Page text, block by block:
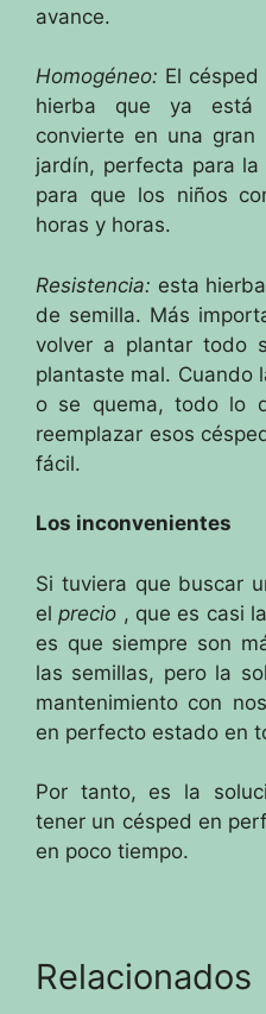
avance.
Homogéneo: El
hierba que ya
convierte en una
jardín, perfecta para
para que los niños
horas y horas.
Resistencia: esta
de semilla. Más
volver a plantar todo
plantaste mal. Cuando
o se quema, todo lo
reemplazar esos
fácil.
Los inconvenientes
Si tuviera que buscar
elprecio , que es casi
es que siempre son
las semillas, pero la
mantenimiento con
en perfecto estado en
Por tanto, es la
tener un césped en
en poco tiempo.
Relacionados